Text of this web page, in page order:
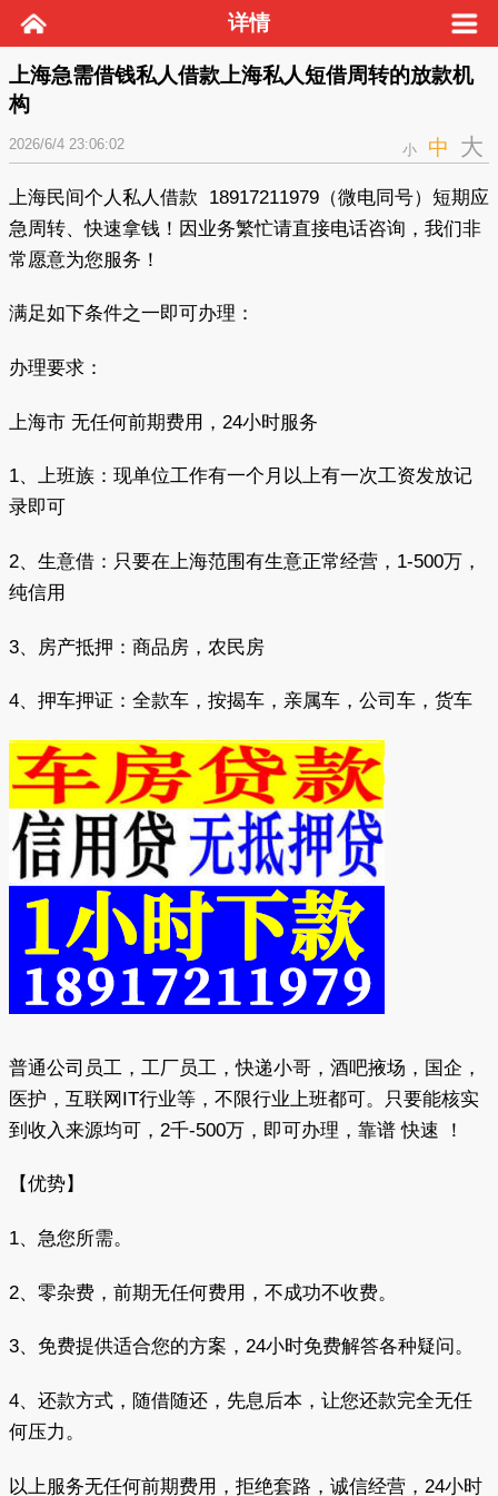
详情
上海急需借钱私人借款上海私人短借周转的放款机
构
2026/6/4 23:06:02 小 中 大
上海民间个人私人借款 18917211979（微电同号）短期应
急周转、快速拿钱！因业务繁忙请直接电话咨询，我们非
常愿意为您服务！
满足如下条件之一即可办理：
办理要求：
上海市 无任何前期费用，24小时服务
1、上班族：现单位工作有一个月以上有一次工资发放记
录即可
2、生意借：只要在上海范围有生意正常经营，1-500万，
纯信用
3、房产抵押：商品房，农民房
4、押车押证：全款车，按揭车，亲属车，公司车，货车
普通公司员工，工厂员工，快递小哥，酒吧掖场，国企，
医护，互联网IT行业等，不限行业上班都可。只要能核实
到收入来源均可，2千-500万，即可办理，靠谱 快速 ！
【优势】
1、急您所需。
2、零杂费，前期无任何费用，不成功不收费。
3、免费提供适合您的方案，24小时免费解答各种疑问。
4、还款方式，随借随还，先息后本，让您还款完全无任
何压力。
以上服务无任何前期费用，拒绝套路，诚信经营，24小时